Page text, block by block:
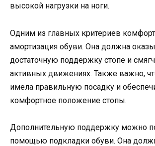
высокой нагрузки на ноги.
Одним из главных критериев
амортизация обуви. Она должна
достаточную поддержку стопе и
активных движениях. Также важно,
имела правильную посадку и
комфортное положение стопы.
Дополнительную поддержку можно
помощью подкладки обуви. Она